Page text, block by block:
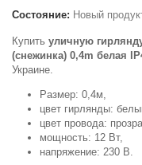
Состояние: Новый
Купить уличную
(снежинка) 0,4m белая
Украине.
Размер: 0,4м,
цвет гирлянды:
цвет провода:
мощность: 12 Вт,
напряжение: 230 В.